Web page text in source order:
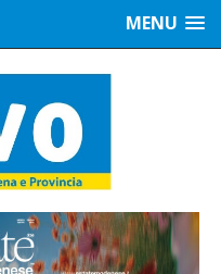
MENU